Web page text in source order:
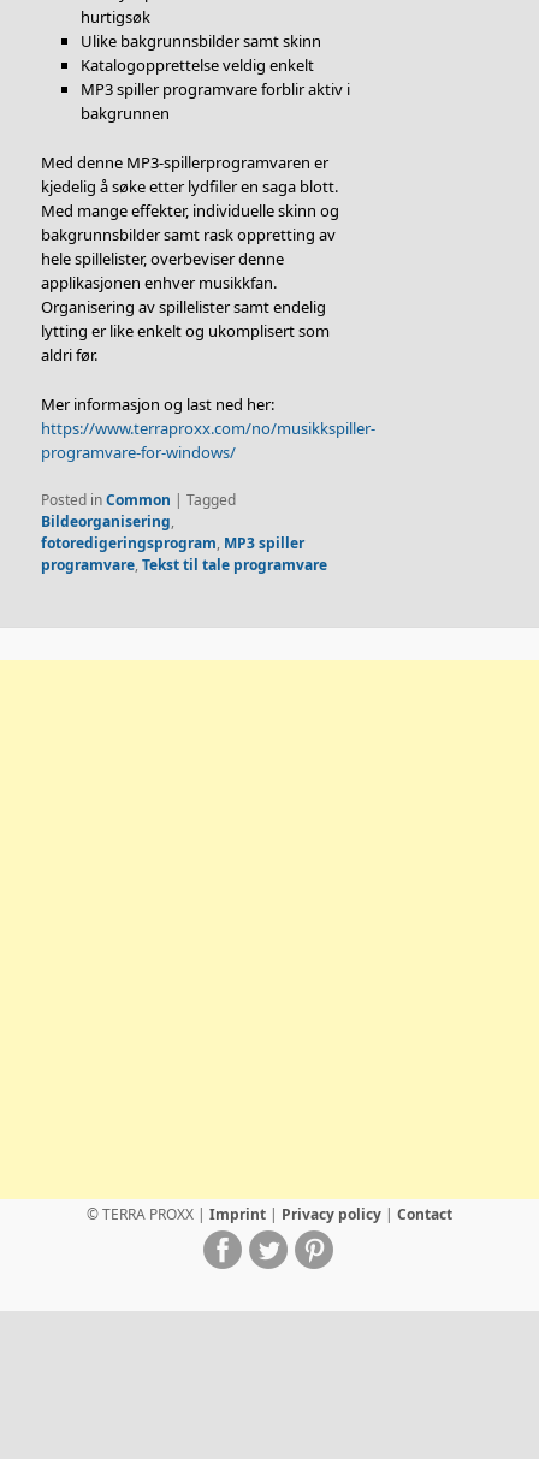
hurtigsøk
Ulike bakgrunnsbilder samt skinn
Katalogopprettelse veldig enkelt
MP3 spiller programvare forblir aktiv i
bakgrunnen
Med denne MP3-spillerprogramvaren er
kjedelig å søke etter lydfiler en saga blott.
Med mange effekter, individuelle skinn og
bakgrunnsbilder samt rask oppretting av
hele spillelister, overbeviser denne
applikasjonen enhver musikkfan.
Organisering av spillelister samt endelig
lytting er like enkelt og ukomplisert som
aldri før.
Mer informasjon og last ned her:
https://www.terraproxx.com/no/musikkspiller-
programvare-for-windows/
Posted inCommon |Tagged
Bildeorganisering,
fotoredigeringsprogram, MP3 spiller
programvare,Tekst til tale programvare
© TERRA PROXX | Imprint | Privacy policy | Contact